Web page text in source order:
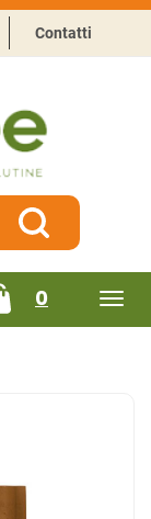
Contatti
Cerca Prodotto
0prodotti
inseriti